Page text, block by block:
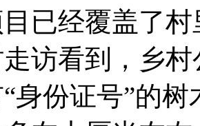
已经覆盖了
访看到，乡
身份证号”的